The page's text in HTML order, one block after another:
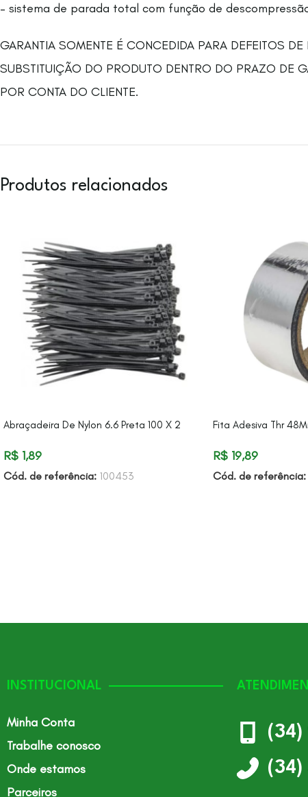
– sistema de parada total com função de
GARANTIA SOMENTE É CONCEDIDA PARA DEFEITOS
SUBSTITUIÇÃO DO PRODUTO DENTRO DO PRAZO DE
POR CONTA DO CLIENTE.
Produtos relacionados
Abraçadeira De Nylon 6.6 Preta 100 X 2
R$ 1,89
Cód. de referência: 100453
Fita Adesiva Thr
R$19,89
Cód. de referência:
INSTITUCIONAL
Minha Conta
Trabalhe conosco
Onde estamos
Parceiros